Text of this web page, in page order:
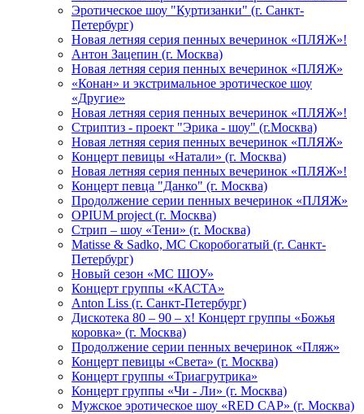
Эротическое шоу "Куртизанки" (г. Санкт-
Петербург)
Новая летняя серия пенных вечеринок «ПЛЯЖ»!
Антон Зацепин (г. Москва)
Новая летняя серия пенных вечеринок «ПЛЯЖ»
«Конан» и экстримальное эротическое шоу
«Другие»
Новая летняя серия пенных вечеринок «ПЛЯЖ»!
Стриптиз - проект "Эрика - шоу" (г.Москва)
Новая летняя серия пенных вечеринок «ПЛЯЖ»
Концерт певицы «Натали» (г. Москва)
Новая летняя серия пенных вечеринок «ПЛЯЖ»!
Концерт певца "Данко" (г. Москва)
Продолжение серии пенных вечеринок «ПЛЯЖ»
OPIUM project (г. Москва)
Стрип – шоу «Тени» (г. Москва)
Matissе & Sadko, MC Скоробогатый (г. Санкт-
Петербург)
Новый сезон «МС ШОУ»
Концерт группы «КАСТА»
Anton Liss (г. Санкт-Петербург)
Дискотека 80 – 90 – х! Концерт группы «Божья
коровка» (г. Москва)
Продолжение серии пенных вечеринок «Пляж»
Концерт певицы «Света» (г. Москва)
Концерт группы «Триагрутрика»
Концерт группы «Чи - Ли» (г. Москва)
Мужское эротическое шоу «RED CAP» (г. Москва)